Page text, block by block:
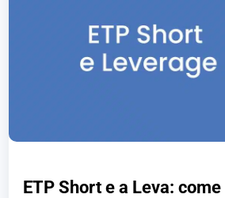
ETP Short e a Leva: come